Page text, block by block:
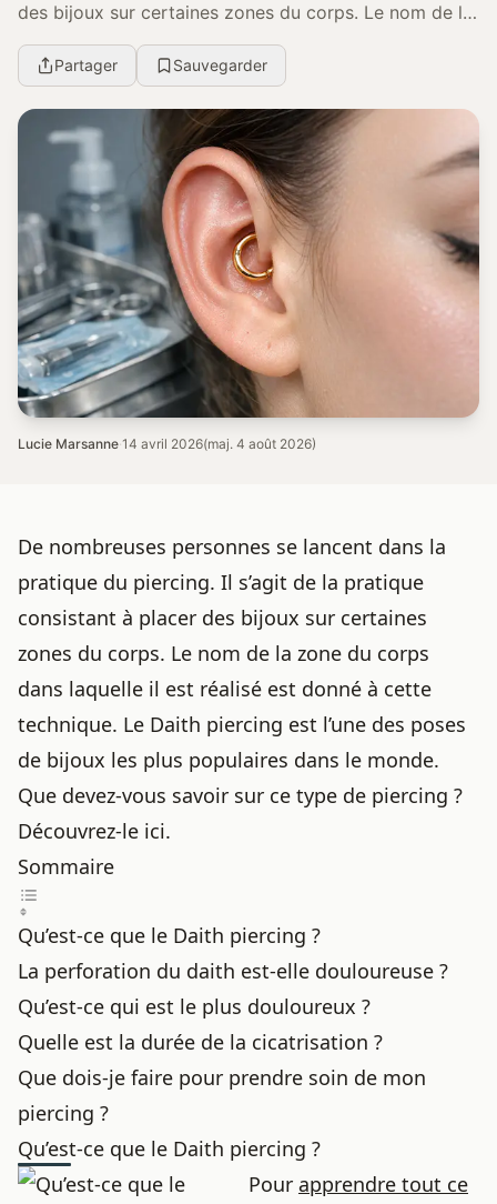
des bijoux sur certaines zones du corps. Le nom de la
zone du corps dans laquelle il est ...
Partager Sauvegarder
Lucie Marsanne·14 avril 2026(maj. 4 août 2026)
De nombreuses personnes se lancent dans la
pratique du piercing. Il s’agit de la pratique
consistant à placer des bijoux sur certaines
zones du corps. Le nom de la zone du corps
dans laquelle il est réalisé est donné à cette
technique. Le Daith piercing est l’une des poses
de bijoux les plus populaires dans le monde.
Que devez-vous savoir sur ce type de piercing ?
Découvrez-le ici.
Sommaire
Qu’est-ce que le Daith piercing ?
La perforation du daith est-elle douloureuse ?
Qu’est-ce qui est le plus douloureux ?
Quelle est la durée de la cicatrisation ?
Que dois-je faire pour prendre soin de mon
piercing ?
Qu’est-ce que le Daith piercing ?
Pour apprendre tout ce